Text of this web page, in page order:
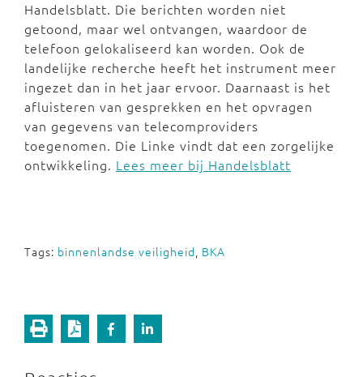
Handelsblatt. Die berichten worden niet
getoond, maar wel ontvangen, waardoor de
telefoon gelokaliseerd kan worden. Ook de
landelijke recherche heeft het instrument meer
ingezet dan in het jaar ervoor. Daarnaast is het
afluisteren van gesprekken en het opvragen
van gegevens van telecomproviders
toegenomen. Die Linke vindt dat een zorgelijke
ontwikkeling. Lees meer bij Handelsblatt
Tags: binnenlandse veiligheid, BKA